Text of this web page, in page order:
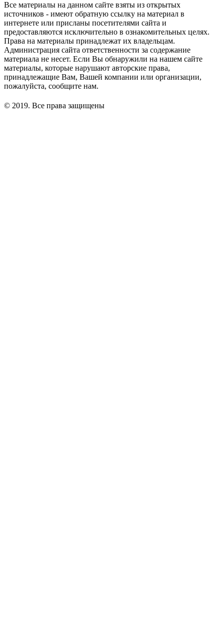
Все материалы на данном сайте взяты из открытых
источников - имеют обратную ссылку на материал в
интернете или присланы посетителями сайта и
предоставляются исключительно в ознакомительных целях.
Права на материалы принадлежат их владельцам.
Администрация сайта ответственности за содержание
материала не несет. Если Вы обнаружили на нашем сайте
материалы, которые нарушают авторские права,
принадлежащие Вам, Вашей компании или организации,
пожалуйста, сообщите нам.
© 2019. Все права защищены